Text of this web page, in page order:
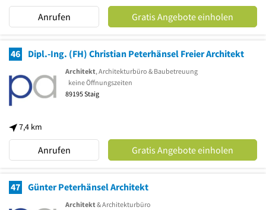
Anrufen Gratis Angebote einholen
46 Dipl.-Ing. (FH) Christian Peterhänsel Freier Architekt
7,4 km
Architekt, Architekturbüro & Baubetreuung
keine Öffnungszeiten
89195Staig
Anrufen Gratis Angebote einholen
47 Günter Peterhänsel Architekt
Architekt& Architekturbüro